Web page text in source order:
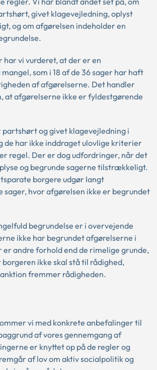
givet klagevejledning, oplyst
og om afgørelsen indeholder en
har vi vurderet, at der er en
som i 18 af de 36 sager har haft
af afgørelserne. Det handler
at afgørelserne ikke er fyldestgørende
partshørt og givet klagevejledning i
de har ikke inddraget ulovlige kriterier
regel. Der er dog udfordringer, når det
og begrunde sagerne tilstrækkeligt.
borgere udgør langt
sager, hvor afgørelsen ikke er begrundet
begrundelse er i overvejende
ikke har begrundet afgørelserne i
andre forhold end de rimelige grunde,
ikke skal stå til rådighed,
fremmer rådigheden.
vi med konkrete anbefalinger til
af vores gennemgang af
er knyttet op på de regler og
af lov om aktiv socialpolitik og